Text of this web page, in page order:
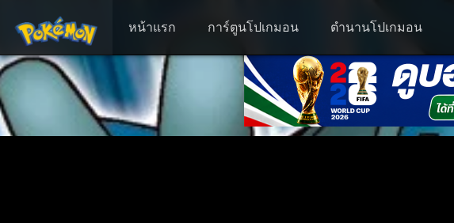
หน้าแรก การ์ตูนโปเกมอน ตำนานโปเกมอน